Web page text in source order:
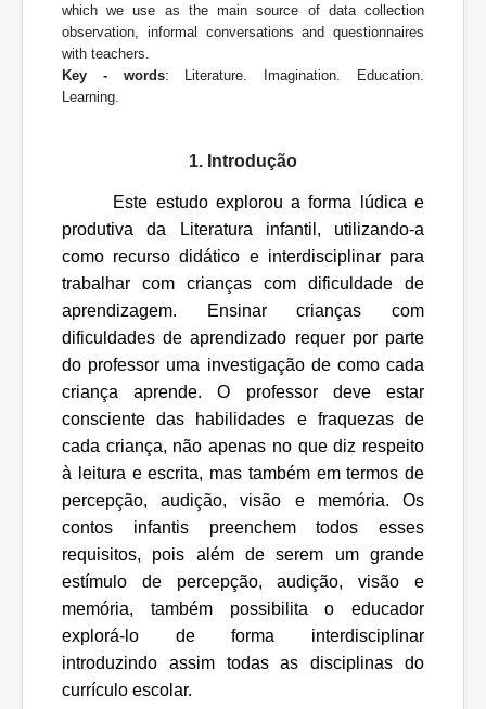
which we use as the main source of data collection
observation, informal conversations and questionnaires
with teachers.
Key - words: Literature. Imagination. Education.
Learning.
1. Introdução
Este estudo explorou a forma lúdica e
produtiva da Literatura infantil, utilizando-a
como recurso didático e interdisciplinar para
trabalhar com crianças com dificuldade de
aprendizagem. Ensinar crianças com
dificuldades de aprendizado requer por parte
do professor uma investigação de como cada
criança aprende. O professor deve estar
consciente das habilidades e fraquezas de
cada criança, não apenas no que diz respeito
à leitura e escrita, mas também em termos de
percepção, audição, visão e memória. Os
contos infantis preenchem todos esses
requisitos, pois além de serem um grande
estímulo de percepção, audição, visão e
memória, também possibilita o educador
explorá-lo de forma interdisciplinar
introduzindo assim todas as disciplinas do
currículo escolar.